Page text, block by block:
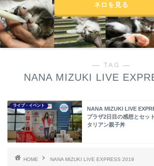
ネロを見る
― TAG ―
NANA MIZUKI LIVE
ライブ・イベント
NANA MIZUKI LIVE
プラザ2日目の感想とセッ
タリアン親子丼
HOME NANA MIZUKI LIVE EXPRESS 2019